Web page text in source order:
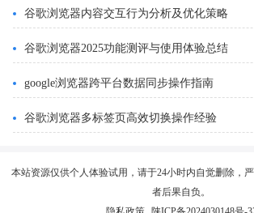
谷歌浏览器内容交互行为分析及优化策略
谷歌浏览器2025功能测评与使用体验总结
google浏览器跨平台数据同步操作指南
谷歌浏览器多标签页高效切换操作经验
本站资源仅供个人体验试用，请于24小时内自觉删除，
者后果自负。